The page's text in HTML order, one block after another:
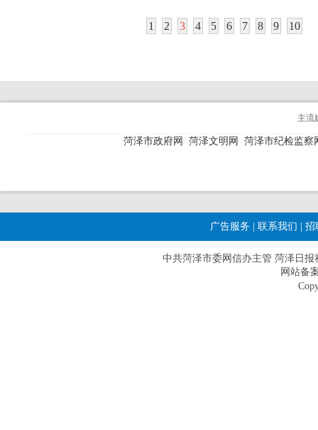
1 2 3 4 5 6 7 8 9 10
主流
菏泽市政府网 菏泽文明网 菏泽市纪检监
广告服务 联系我们 招
中共菏泽市委网信办主管 菏泽日报
网站备